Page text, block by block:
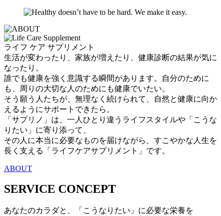
ライフ ケア サプリメント
生活が変わったり、家族が増えたり、健康診断の結果が気に
なったり。
誰でも健康を強く意識する瞬間があります。自分のために
も、周りの大切な人のためにも健康でいたい。
そう願う人たちが、無理なく続けられて、自然と健康に向か
えるようにサポートできたら。
「サプリノ」は、一人ひとり違うライフスタイルや「こうな
りたい」に寄り添って、
その人に本当に必要なものを届けながら、すこやかな人生を
長く支える「ライフケアサプリメント」です。
ABOUT
SERVICE CONCEPT
あなたのカラダと、「こうなりたい」に必要な栄養を